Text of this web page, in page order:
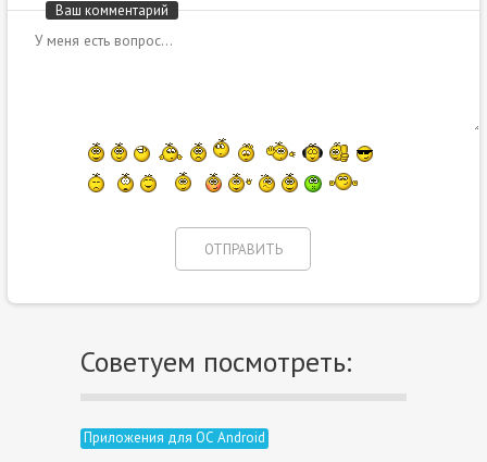
Ваш комментарий
Советуем посмотреть:
Приложения для ОС Android